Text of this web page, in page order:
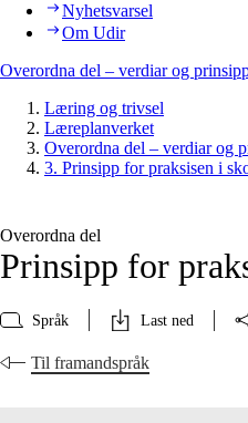
Nyhetsvarsel
Om Udir
Overordna del – verdiar og
Læring og trivsel
Læreplanverket
Overordna del – verdiar og
3. Prinsipp for praksisen i
Overordna del
Prinsipp for
Språk Last ned
Til framandspråk